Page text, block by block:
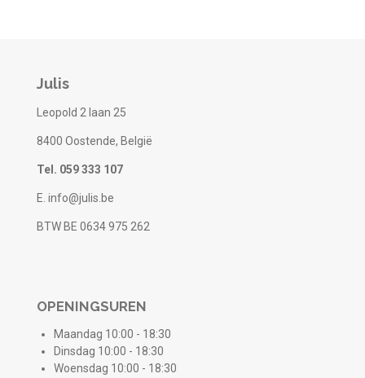
Julis
Leopold 2 laan 25
8400 Oostende, België
Tel. 059 333 107
E. info@julis.be
BTW BE 0634 975 262
OPENINGSUREN
Maandag 10:00 - 18:30
Dinsdag 10:00 - 18:30
Woensdag 10:00 - 18:30